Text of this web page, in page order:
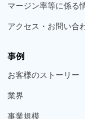
マージン率等に係る
アクセス・お問い合
事例
お客様のストーリー
業界
事業規模